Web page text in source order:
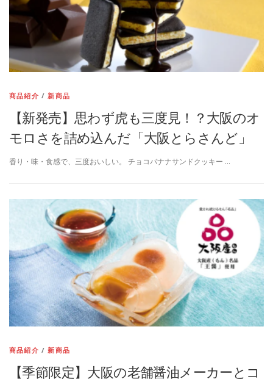
商品紹介 /新商品
【新発売】思わず虎も三度見！？大阪のオ
モロさを詰め込んだ「大阪とらさんど」
香り・味・食感で、三度おいしい。 チョコバナナサンドクッキー …
商品紹介 /新商品
【季節限定】大阪の老舗醤油メーカーとコ